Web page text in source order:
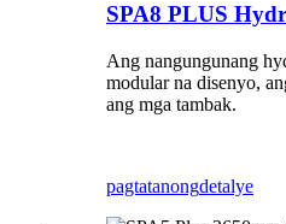
SPA8 PLUS
Ang nangungunang
modular na disenyo,
ang mga tambak.
pagtatanongdetalye